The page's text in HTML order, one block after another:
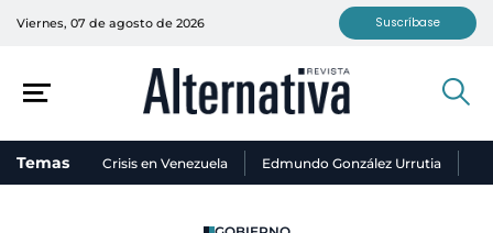
Viernes, 07 de agosto de 2026 Suscríbase
Temas Crisis en Venezuela Edmundo González Urrutia